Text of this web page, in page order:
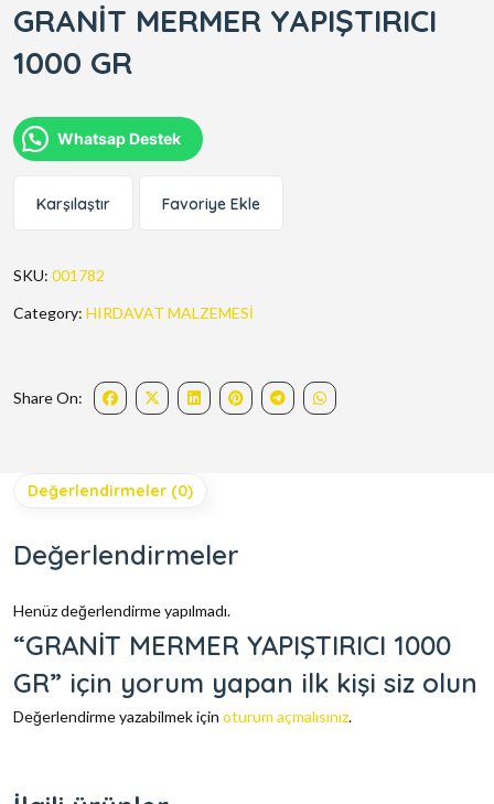
GRANİT MERMER YAPIŞTIRICI
1000 GR
Whatsap Destek
Karşılaştır Favoriye Ekle
SKU: 001782
Category: HIRDAVAT MALZEMESİ
Share On:
Değerlendirmeler (0)
Değerlendirmeler
Henüz değerlendirme yapılmadı.
“GRANİT MERMER YAPIŞTIRICI 1000
GR” için yorum yapan ilk kişi siz olun
Değerlendirme yazabilmek için oturum açmalısınız.